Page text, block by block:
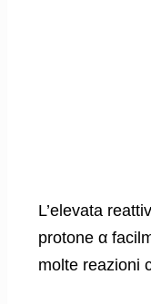
L’elevata
protone α
molte reazioni